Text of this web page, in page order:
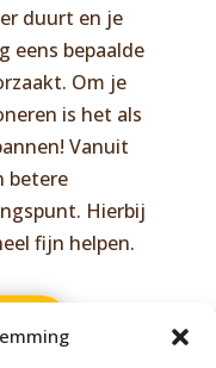
duurt en je
eens bepaalde
Om je
is het als
Vanuit
betere
Hierbij
fijn helpen.